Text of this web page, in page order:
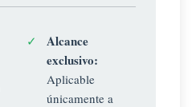
✓
Alcance
exclusivo:
Aplicable
únicamente a